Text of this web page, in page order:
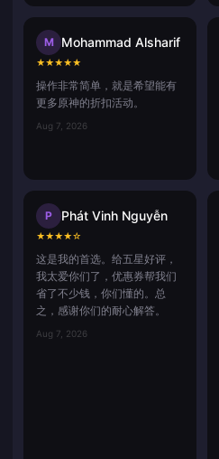
M Mohammad Alsharif
★★★★★
操作非常简单，就是希望能有
更多原神的折扣活动。
Aug 7, 2026
P Phát Vinh Nguyễn
★★★★☆
这是我的首选。给五星好评，
我太爱你们了，优惠券帮我们
省了不少钱，你们懂的。总
之，感谢你们的耐心解答。
Aug 7, 2026